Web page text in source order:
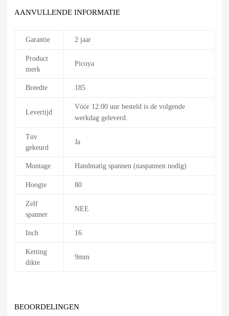
AANVULLENDE INFORMATIE
Garantie 2 jaar
Product
merk
Picoya
Breedte 185
Levertijd
Vóór 12:00 uur besteld is de volgende
werkdag geleverd.
Tuv
gekeurd
Ja
Montage Handmatig spannen (naspannen nodig)
Hoogte 80
Zelf
spanner
NEE
Inch 16
Ketting
dikte
9mm
BEOORDELINGEN